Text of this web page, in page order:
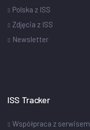
Polska z ISS
Zdjęcia z ISS
Newsletter
ISS Tracker
Współpraca z serwisem